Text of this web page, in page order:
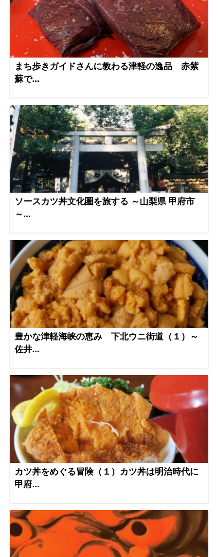
まち歩きガイドさんに教わる津軽の逸品 赤紫
蘇で...
ソースカツ丼文化圏を旅する ～山梨県 甲府市
～...
豊かな津軽海峡の恵み 下北ウニ街道（１）～
佐井...
カツ丼をめぐる冒険（１）カツ丼は明治時代に
甲府...